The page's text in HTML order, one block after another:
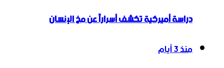
دراسة أميركية تكشف أسراراً عن مخ الإنسان
منذ 3 أيام